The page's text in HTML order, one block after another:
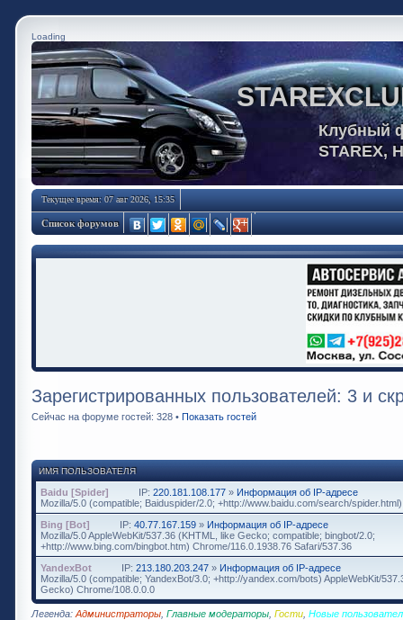
Loading
Клубный
STAREX,
Текущее время: 07 авг 2026, 15:35
Список форумов
Зарегистрированных пользователей: 3 и
Сейчас на форуме гостей: 328 • Показать гостей
ИМЯ ПОЛЬЗОВАТЕЛЯ
Baidu [Spider] IP: 220.181.108.177 » Информация об IP-адресе
Mozilla/5.0 (compatible; Baiduspider/2.0; +http://www.baidu.com/search/spider.html)
Bing [Bot]
IP: 40.77.167.159 » Информация об IP-адресе
Mozilla/5.0 AppleWebKit/537.36 (KHTML, like Gecko; compatible; bingbot/2.0;
+http://www.bing.com/bingbot.htm) Chrome/116.0.1938.76 Safari/537.36
YandexBot
IP: 213.180.203.247 » Информация об IP-адресе
Mozilla/5.0 (compatible; YandexBot/3.0; +http://yandex.com/bots) AppleWebKit/
Gecko) Chrome/108.0.0.0
Легенда: Администраторы Главные модераторы Гости Новые